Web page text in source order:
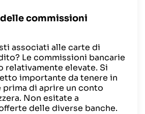
commissioni
associati alle carte di
Le commissioni bancarie
relativamente elevate. Si
importante da tenere in
di aprire un conto
Non esitate a
delle diverse banche.